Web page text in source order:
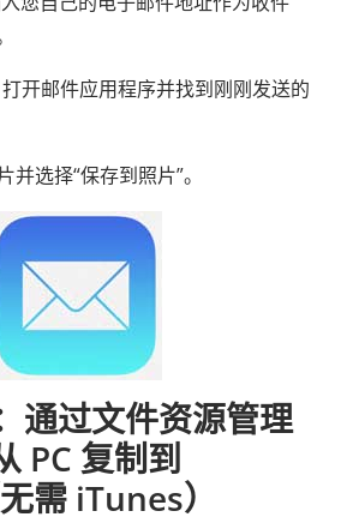
开邮件应用程序并找到刚刚发送的
选择“保存到照片”。
通过文件资源管理
PC 复制到
需 iTunes）